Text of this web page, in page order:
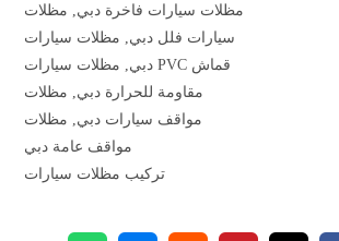
مظلات سيارات فاخرة دبي
مظلات
سيارات فلل دبي
مظلات سيارات
قماش PVC دبي
مظلات سيارات
مقاومة للحرارة دبي
مظلات
مواقف سيارات دبي
مظلات
مواقف عامة دبي
تركيب مظلات سيارات